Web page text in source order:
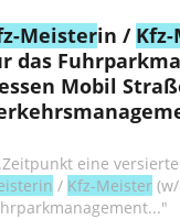
Meisterin /
das
Mobil
eine
/ Kfz-Meister